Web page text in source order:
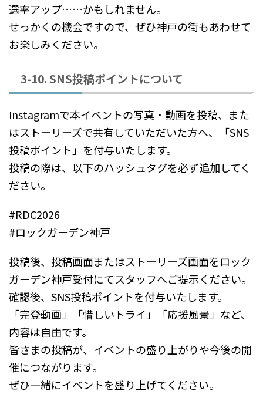
選率アップ……かもしれません。
せっかくの機会ですので、ぜひ神戸の街もあわせて
お楽しみください。
3-10. SNS投稿ポイントについて
Instagramで本イベントの写真・動画を投稿、また
はストーリーズで共有していただいた方へ、「SNS
投稿ポイント」を付与いたします。
投稿の際は、以下のハッシュタグを必ず追加してく
ださい。
#RDC2026
#ロックガーデン神戸
投稿後、投稿画面またはストーリーズ画面をロック
ガーデン神戸受付にてスタッフへご提示ください。
確認後、SNS投稿ポイントを付与いたします。
「完登動画」「惜しいトライ」「応援風景」など、
内容は自由です。
皆さまの投稿が、イベントの盛り上がりや今後の開
催につながります。
ぜひ一緒にイベントを盛り上げてください。